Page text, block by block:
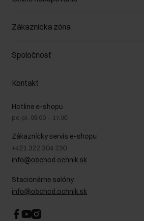
Spravovať súbory cookie
Spôsob platby
Vrátenie
Zákaznícka zóna
Zákazníky klub
Pravidlá propagácie
Starostlivosť o kožu
Bezpečné nakupovanie
Blog
Najčastejšie kladené otázky (FAQ)
Spoločnosť
O nás
GDPR - Zásady ochrany osobných údajov
Právne informácie
Kontakt
Hotline e-shopu
po-pi: 09:00 – 17:00
Zákaznícky servis e-shopu
+421 322 304 230
info@obchod.ochnik.sk
Stacionárne salóny
info@obchod.ochnik.sk